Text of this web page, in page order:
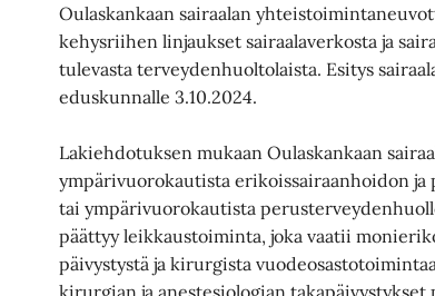
Oulaskankaan sairaalan
kehysriihen linjaukset sairaalaverkosta ja
tulevasta terveydenhuoltolaista. Esitys
eduskunnalle 3.10.2024.
Lakiehdotuksen mukaan Oulaskankaan
ympärivuorokautista erikoissairaanhoidon
tai ympärivuorokautista
päättyy leikkaustoiminta, joka vaatii
päivystystä ja kirurgista